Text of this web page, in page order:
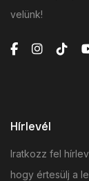
velünk!
Hírlevél
Iratkozz fel
hogy értesülj a